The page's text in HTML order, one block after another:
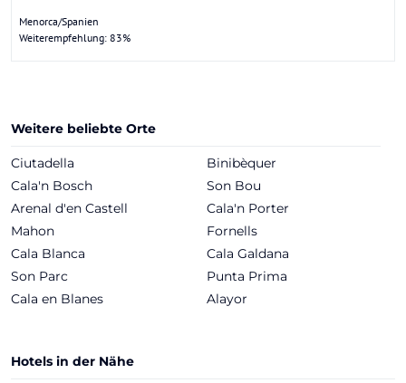
Menorca/Spanien
Weiterempfehlung: 83%
Weitere beliebte Orte
Ciutadella
Binibèquer
Cala'n Bosch
Son Bou
Arenal d'en Castell
Cala'n Porter
Mahon
Fornells
Cala Blanca
Cala Galdana
Son Parc
Punta Prima
Cala en Blanes
Alayor
Hotels in der Nähe